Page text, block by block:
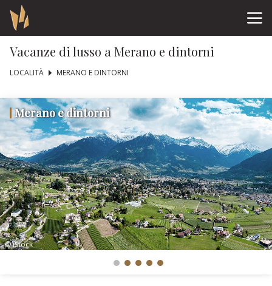
Vacanze di lusso a Merano e dintorni
LOCALITÀ MERANO E DINTORNI
Merano e dintorni
© iStock